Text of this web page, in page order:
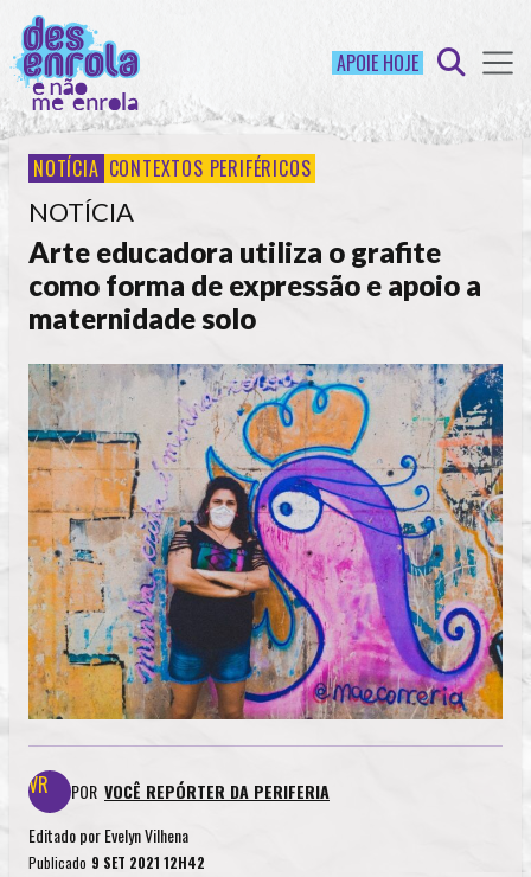
APOIE HOJE
NOTÍCIA CONTEXTOS PERIFÉRICOS
NOTÍCIA
Arte educadora utiliza o grafite
como forma de expressão e apoio a
maternidade solo
POR VOCÊ REPÓRTER DA PERIFERIA
Editado porEvelyn Vilhena
Publicado 9 SET 2021 12H42